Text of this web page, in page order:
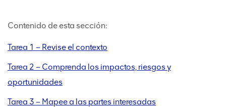
Contenido de esta sección:
Tarea 1 – Revise el contexto
Tarea 2 – Comprenda los impactos, riesgos y
oportunidades
Tarea 3 – Mapee a las partes interesadas